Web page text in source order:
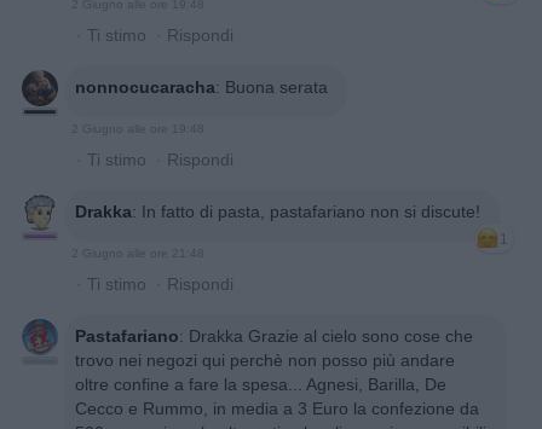
2 Giugno alle ore 19:48
· Ti stimo · Rispondi
nonnocucaracha: Buona serata
2 Giugno alle ore 19:48
· Ti stimo · Rispondi
Drakka: In fatto di pasta, pastafariano non si discute!
1
2 Giugno alle ore 21:48
· Ti stimo · Rispondi
Pastafariano: Drakka Grazie al cielo sono cose che
trovo nei negozi qui perchè non posso più andare
oltre confine a fare la spesa... Agnesi, Barilla, De
Cecco e Rummo, in media a 3 Euro la confezione da